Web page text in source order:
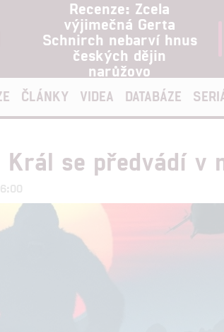
Recenze: Zcela
výjimečná Gerta
Schnirch nebarví hnus
českých dějin
narůžovo
ČLÁNKY VIDEA DATABÁZE
Král se předvádí v